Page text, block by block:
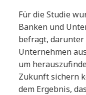
Für die Studie
Banken und
befragt, darunter
Unternehmen
um
Zukunft sichern
dem Ergebnis,